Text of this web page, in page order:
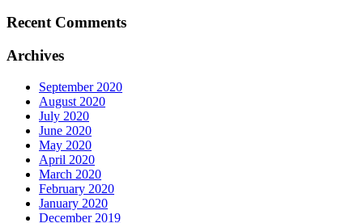
Recent Comments
Archives
September 2020
August 2020
July 2020
June 2020
May 2020
April 2020
March 2020
February 2020
January 2020
December 2019